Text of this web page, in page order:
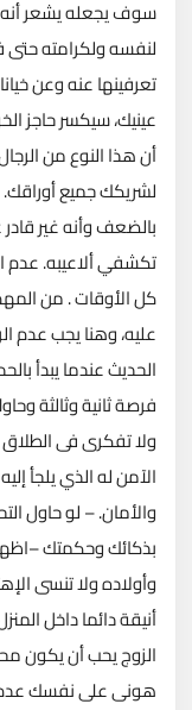
سوف يجعله يشعر أنه
لنفسه ولكرامته حتى
تعرفينها عنه وعن
عينيك، سيكسر حاجز
أن هذا النوع من
لشريكك جميع أوراقك.
بالضعف وأنه غير
تكشفي ألاعيبه. عدم
كل الأوقات . من
عليه، وهنا يجب عدم
الحديث عندما يبدأ
فرصة ثانية وثالثة
ولا تفكرى فى
الآمن له الذي يلجأ
والأمان. – لو حاول
بذكائك وحكمتك
وأولاده ولا تنسى
أنيقة دائما داخل
الزوج يحب أن يكون
هونى على نفسك عدم